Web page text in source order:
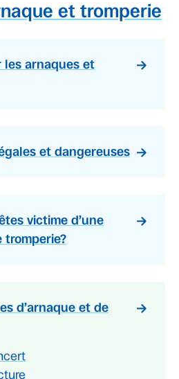
et tromperie
les arnaques et
et dangereuses
victime d’une
tromperie?
d’arnaque et de